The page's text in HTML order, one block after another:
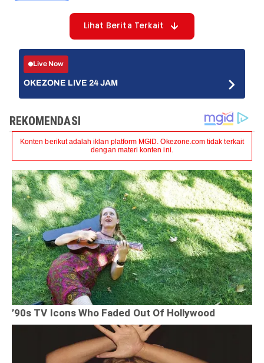
Lihat Berita Terkait
Live Now
OKEZONE LIVE 24 JAM